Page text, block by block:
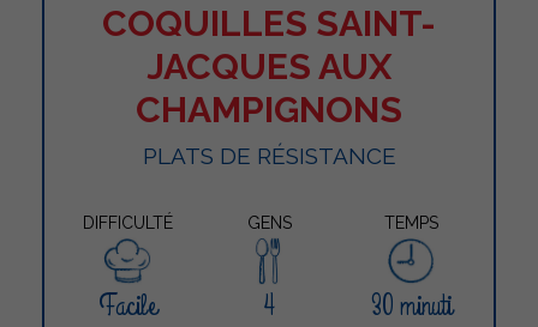
COQUILLES SAINT-
JACQUES AUX
CHAMPIGNONS
PLATS DE RÉSISTANCE
DIFFICULTÉ GENS TEMPS
Facile 4 30 minuti